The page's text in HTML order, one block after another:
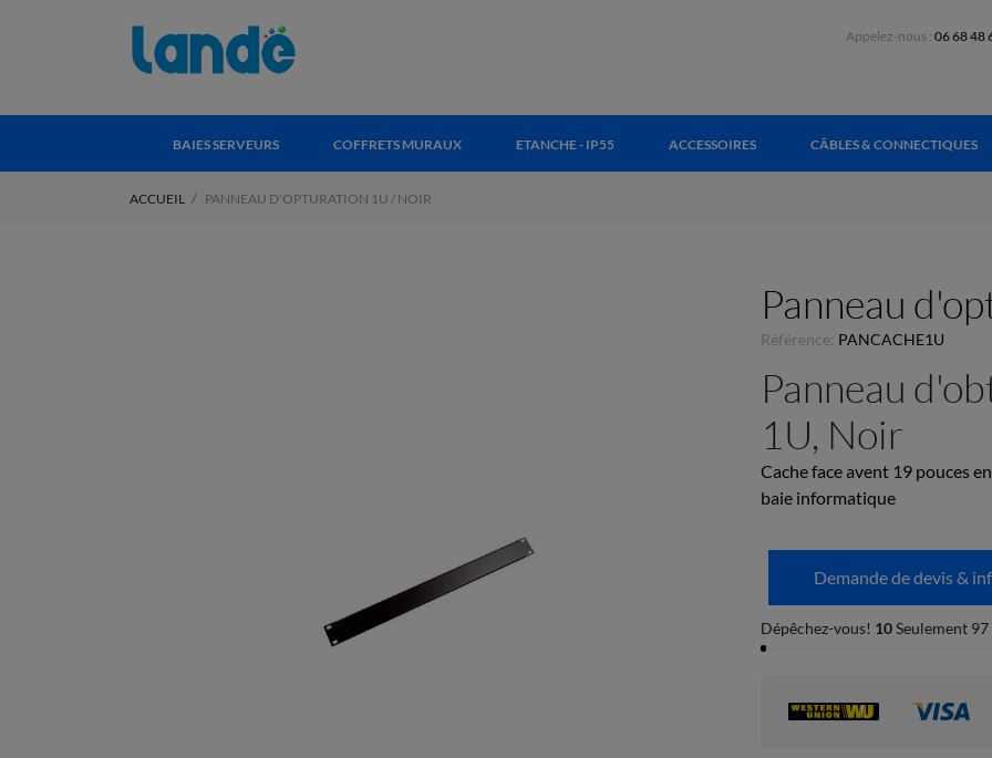
Appelez-nous : 06 68 48
BAIES SERVEURS COFFRETS MURAUX ETANCHE - IP55 ACCESSOIRES CÂBLES & CONNECTIQUES
ACCUEIL PANNEAU D'OPTURATION 1U / NOIR
Panneau
Référence: PANCACHE1U
Panneau
1U, Noir
Cache face avent 19 pouces
baie informatique
Demande de devis &
Dépêchez-vous! 10Seulement